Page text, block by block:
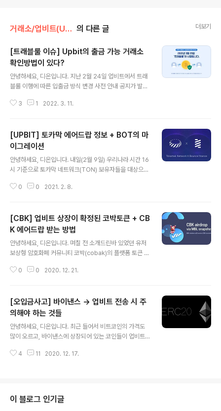
거래소/업비트(UPBIT) 의 다른 글 더보기
[트래블룰 이슈] Upbit의 출금 가능 거래소
확인방법이 있다?
안녕하세요, 디온입니다. 지난 2월 24일 업비트에서 트래
블룰 이행에 따른 입출금 방식 변경 사전 안내 공지가 발표
을 지원할 것인지에 대해서 궁금해하고 있습니다. 물론 이
지갑으로부터의 입금이 가능할지에 대해서도 우려 섞인 목
소리들이 나오고 있으나, 일단은 어떤 거래소로의 출금을
지원하게 될 것인지에 대해서 살펴 볼 필요가 있습니다. 업
비트의 트래블룰 솔루션 현재 원화 마켓을 지원하고 있는
국내 거래소는 총 4개社로 3월 중 원화 마켓 재개 예정인
고팍스를 포함하면 총 5개사로 요약을 할 수 있습니다. 그
3 1 2022. 3. 11.
[UPBIT] 토카막 에어드랍 정보 + BOT의 마
이그레이션
안녕하세요, 디온입니다. 내일(2월 9일) 우리나라 시간 16
시 기준으로 토카막 네트워크(TON) 보유자들을 대상으로
정입니다. 개인적으로 토카막 네트워크에는 큰 관심을 두
레이어 2 온보딩 소식은 제법 놀랍네요. 1. 에어드랍 정보
Announcing the AUCTION Airdrop for TON Hold
ers ① 스냅샷 일정 : 2021년 2월 9일 16시 ② 지급 비율
: TON : AUCTION = 1 : 0.002 AUCTION 해당 에어
드랍은 토카막 네트워크에서 이더리움 네트워크의 혼잡과
이에 따른 혼선을 피하기 위해 특이하..
0 0 2021. 2. 8.
[CBK] 업비트 상장이 확정된 코박토큰 + CB
K 에어드랍 받는 방법
안녕하세요, 디온입니다. 며칠 전 소개드린바 있었던 유저
보상형 암호화폐 커뮤니티 코박(cobak)의 플랫폼 토큰 C
bak] 무비블록(MBL) 홀더 대상 CBK 에어드랍 [Cobak]
로 국내 최대 암호화폐 커뮤니티 중 하나인 코박(Cobak)
의 플랫폼 토큰인 CBK토큰 에어드랍 이벤트를 진행합니
다. 무비블록팀 공지 dcrypto.tistory.com 오늘 업비트
에서는 공지를 통해 2020년 12월 23일 15:00 경에 MB
L토큰 홀더의 스냅샷 후 CBK에어드랍을 진행한다는 소식
과 함께 업비트에서 CBK토큰의 거래를 지원할 예정이라
0 0 2020. 12. 21.
[오입금사고] 바이낸스 → 업비트 전송 시 주
의해야 하는 것들
안녕하세요, 디온입니다. 최근 들어서 비트코인의 가격도
많이 오르고, 바이낸스에 상장되어 있는 코인들이 업비트
래소와 업비트(또는 빗썸)을 동시에 사용하는 분들의 오입
현재 이더리움 네트워크의 출금 수수료는 매우 비싼 반면
에 바이낸스 스마트 체인의 출금 수수료가 저렴하다보니 B
4 11 2020. 12. 17.
이 블로그 인기글